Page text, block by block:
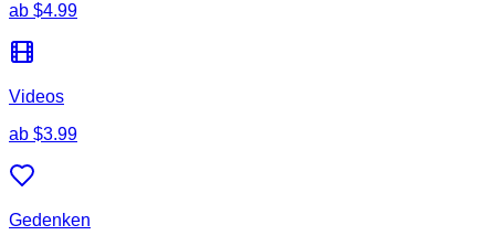
ab $4.99
Videos
ab $3.99
Gedenken